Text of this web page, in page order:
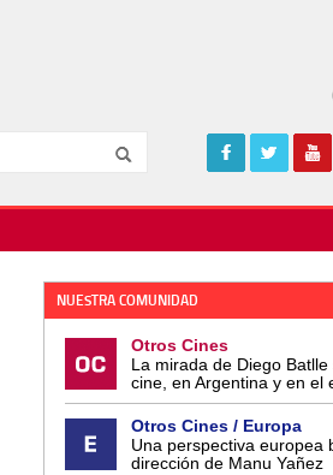
NUESTRA COMUNIDAD
Otros Cines
La mirada de Diego Batlle
cine, en Argentina y en el
Otros Cines / Europa
Una perspectiva europea
dirección de Manu Yañez